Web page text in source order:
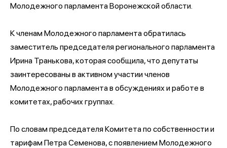
Молодежного парламента Воронежской области.
К членам Молодежного парламента обратилась
заместитель председателя регионального парламента
Ирина Транькова, которая сообщила, что депутаты
заинтересованы в активном участии членов
Молодежного парламента в обсуждениях и работе в
комитетах, рабочих группах.
По словам председателя Комитета по собственности и
тарифам Петра Семенова, с появлением Молодежного